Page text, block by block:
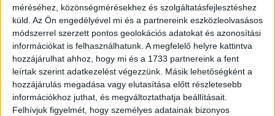
méréséhez, közönségmérésekhez és szolgáltatásfejlesztéshez
küld. Az Ön engedélyével mi és a partnereink eszközleolvasásos
módszerrel szerzett pontos geolokációs adatokat és azonosítási
információkat is felhasználhatunk. A megfelelő helyre kattintva
hozzájárulhat ahhoz, hogy mi és a 1733 partnereink a fent
leírtak szerint adatkezelést végezzünk. Másik lehetőségként a
hozzájárulás megadása vagy elutasítása előtt részletesebb
információkhoz juthat, és megváltoztathatja beállításait.
Felhívjuk figyelmét, hogy személyes adatainak bizonyos
OLVASTA MÁR?